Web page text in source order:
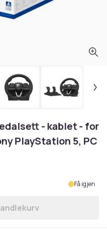
- kablet - for
PlayStation 5, PC
Få igjen
HORI APEX - Hjul-